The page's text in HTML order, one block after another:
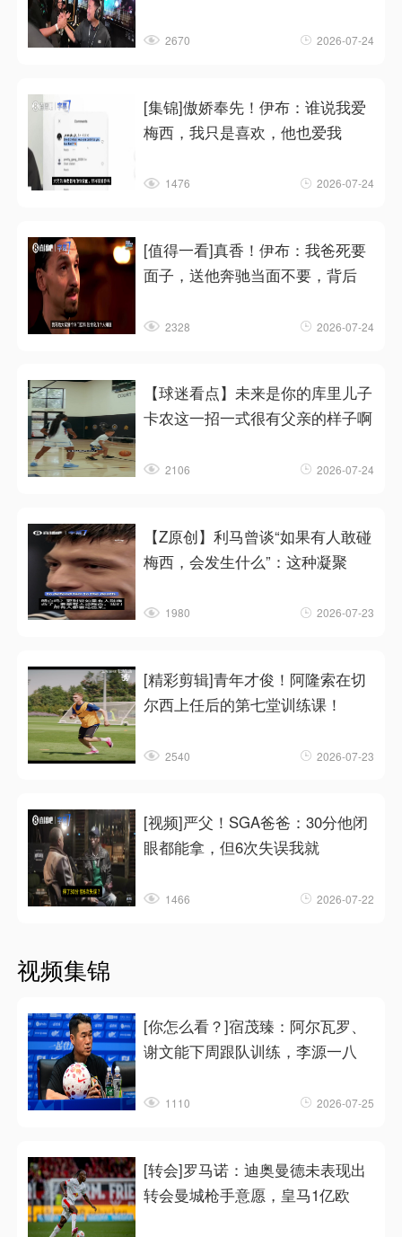
2670 2026-07-24
[集锦]傲娇奉先！伊布：谁说我爱
梅西，我只是喜欢，他也爱我
1476 2026-07-24
[值得一看]真香！伊布：我爸死要
面子，送他奔驰当面不要，背后
2328 2026-07-24
【球迷看点】未来是你的库里儿子
卡农这一招一式很有父亲的样子啊
2106 2026-07-24
【Z原创】利马曾谈“如果有人敢碰
梅西，会发生什么”：这种凝聚
1980 2026-07-23
[精彩剪辑]青年才俊！阿隆索在切
尔西上任后的第七堂训练课！
2540 2026-07-23
[视频]严父！SGA爸爸：30分他闭
眼都能拿，但6次失误我就
1466 2026-07-22
视频集锦
[你怎么看？]宿茂臻：阿尔瓦罗、
谢文能下周跟队训练，李源一八
1110 2026-07-25
[转会]罗马诺：迪奥曼德未表现出
转会曼城枪手意愿，皇马1亿欧